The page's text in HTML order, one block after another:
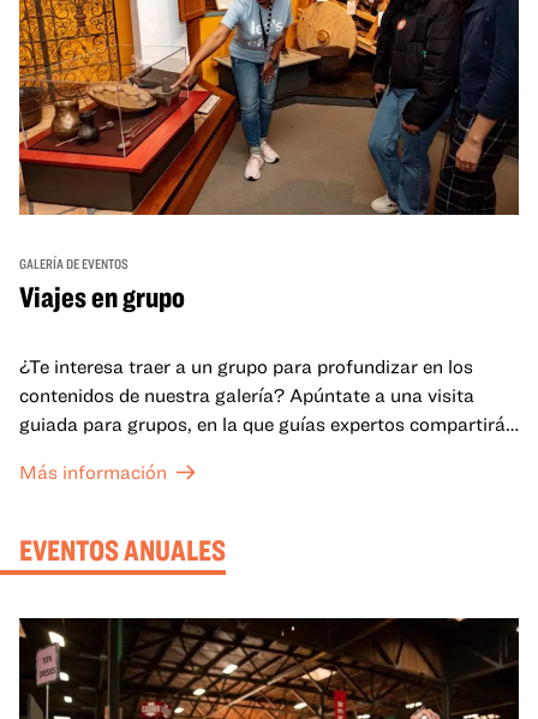
GALERÍA DE EVENTOS
Viajes en grupo
¿Te interesa traer a un grupo para profundizar en los
contenidos de nuestra galería? Apúntate a una visita
guiada para grupos, en la que guías expertos compartirán
mejor lo que se expone en las galerías del OMCA.
Más información
EVENTOS ANUALES